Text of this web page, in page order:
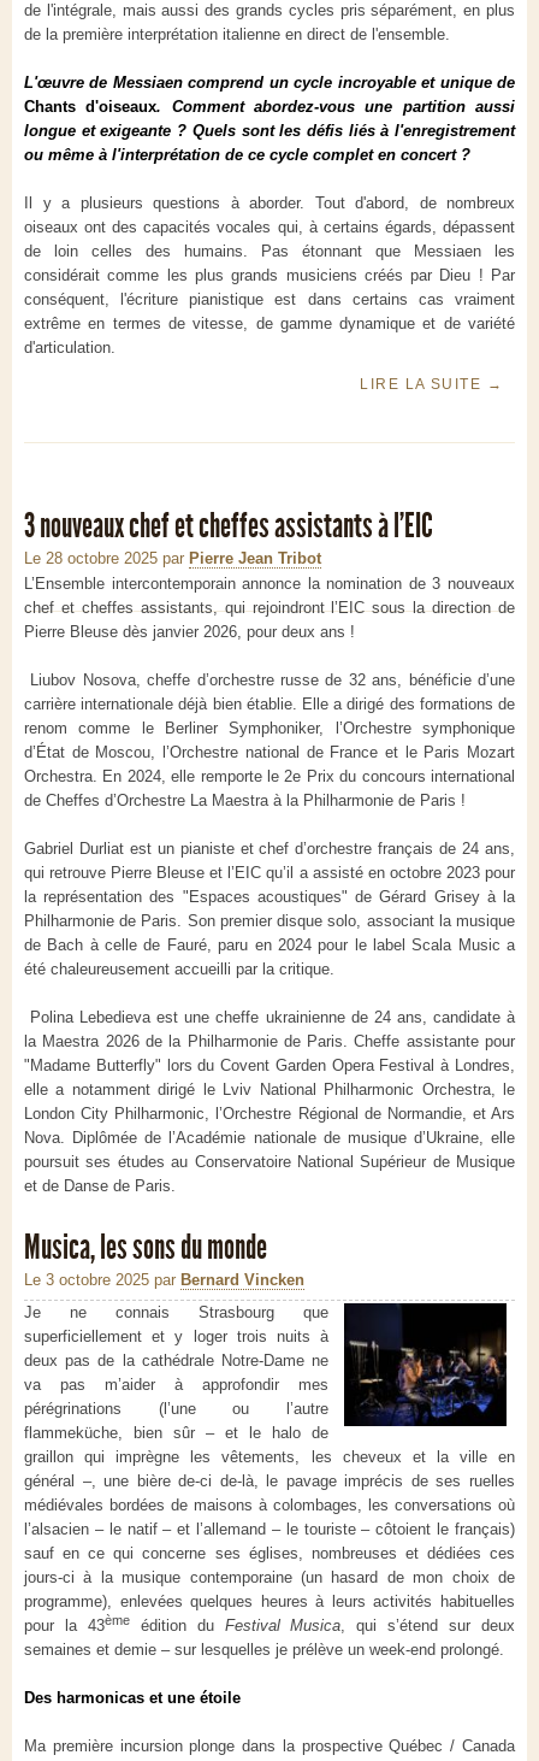
de l'intégrale, mais aussi des grands cycles pris séparément, en plus
de la première interprétation italienne en direct de l'ensemble.
L'œuvre de Messiaen comprend un cycle incroyable et unique de
Chants d'oiseaux. Comment abordez-vous une partition aussi
longue et exigeante ? Quels sont les défis liés à l'enregistrement
ou même à l'interprétation de ce cycle complet en concert ?
Il y a plusieurs questions à aborder. Tout d'abord, de nombreux
oiseaux ont des capacités vocales qui, à certains égards, dépassent
de loin celles des humains. Pas étonnant que Messiaen les
considérait comme les plus grands musiciens créés par Dieu ! Par
conséquent, l'écriture pianistique est dans certains cas vraiment
extrême en termes de vitesse, de gamme dynamique et de variété
d'articulation.
LIRE LA SUITE →
3 nouveaux chef et cheffes assistants à l'EIC
Le 28 octobre 2025 par Pierre Jean Tribot
L’Ensemble intercontemporain annonce la nomination de 3 nouveaux
chef et cheffes assistants, qui rejoindront l’EIC sous la direction de
Pierre Bleuse dès janvier 2026, pour deux ans !
Liubov Nosova, cheffe d’orchestre russe de 32 ans, bénéficie d’une
carrière internationale déjà bien établie. Elle a dirigé des formations de
renom comme le Berliner Symphoniker, l’Orchestre symphonique
d’État de Moscou, l’Orchestre national de France et le Paris Mozart
Orchestra. En 2024, elle remporte le 2e Prix du concours international
de Cheffes d’Orchestre La Maestra à la Philharmonie de Paris !
Gabriel Durliat est un pianiste et chef d’orchestre français de 24 ans,
qui retrouve Pierre Bleuse et l’EIC qu’il a assisté en octobre 2023 pour
la représentation des "Espaces acoustiques" de Gérard Grisey à la
Philharmonie de Paris. Son premier disque solo, associant la musique
de Bach à celle de Fauré, paru en 2024 pour le label Scala Music a
été chaleureusement accueilli par la critique.
Polina Lebedieva est une cheffe ukrainienne de 24 ans, candidate à
la Maestra 2026 de la Philharmonie de Paris. Cheffe assistante pour
"Madame Butterfly" lors du Covent Garden Opera Festival à Londres,
elle a notamment dirigé le Lviv National Philharmonic Orchestra, le
London City Philharmonic, l’Orchestre Régional de Normandie, et Ars
Nova. Diplômée de l’Académie nationale de musique d’Ukraine, elle
poursuit ses études au Conservatoire National Supérieur de Musique
et de Danse de Paris.
Musica, les sons du monde
Le 3 octobre 2025 par Bernard Vincken
Je ne connais Strasbourg que
superficiellement et y loger trois nuits à
deux pas de la cathédrale Notre-Dame ne
va pas m’aider à approfondir mes
pérégrinations (l’une ou l’autre
flammeküche, bien sûr – et le halo de
graillon qui imprègne les vêtements, les cheveux et la ville en
général –, une bière de-ci de-là, le pavage imprécis de ses ruelles
médiévales bordées de maisons à colombages, les conversations où
l’alsacien – le natif – et l’allemand – le touriste – côtoient le français)
sauf en ce qui concerne ses églises, nombreuses et dédiées ces
jours-ci à la musique contemporaine (un hasard de mon choix de
programme), enlevées quelques heures à leurs activités habituelles
pour la 43èmeédition du Festival Musica, qui s’étend sur deux
semaines et demie – sur lesquelles je prélève un week-end prolongé.
Des harmonicas et une étoile
Ma première incursion plonge dans la prospective Québec / Canada